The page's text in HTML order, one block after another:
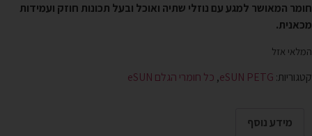
חומר המאושר למגע עם נוזלי שתיה ואוכל ובעל תכונות חוזק ועמידות
מכאנית.
המלאי אזל
קטגוריות: eSUN PETG
, כל חומרי הגלם eSUN
מידע נוסף